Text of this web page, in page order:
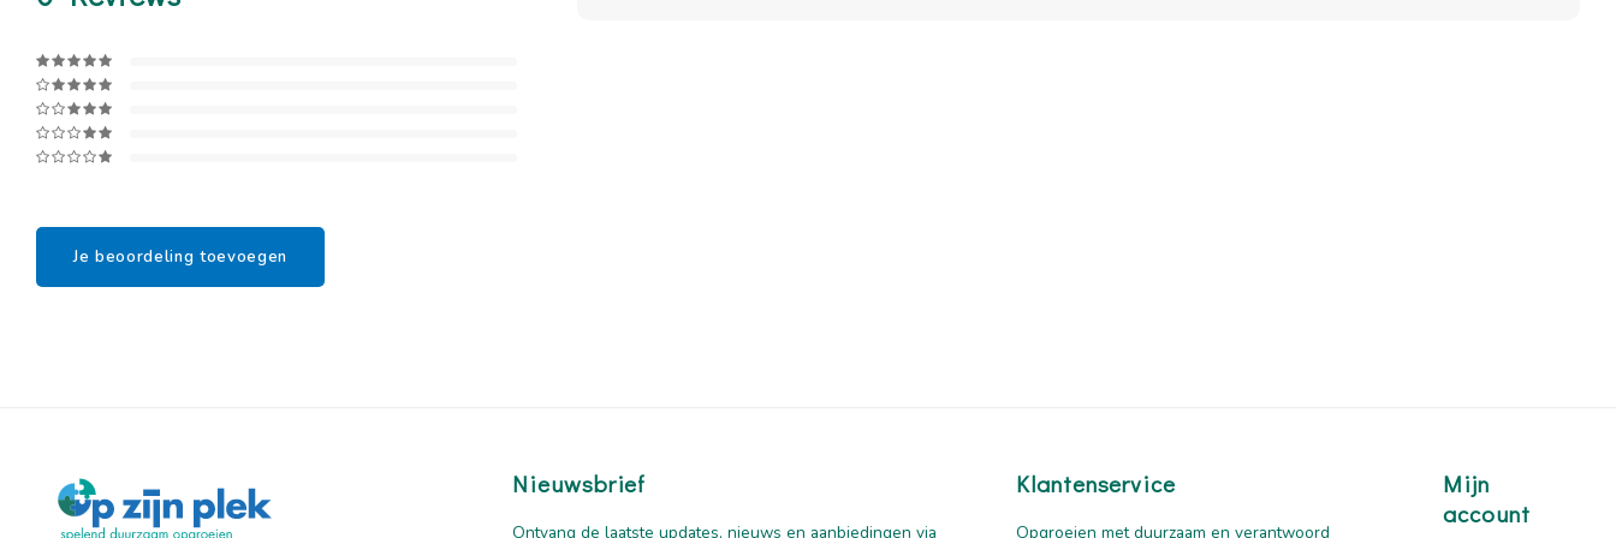
Je beoordeling toevoegen
Nieuwsbrief
Ontvang de laatste updates, nieuws en aanbiedingen via
Klantenservice
Opgroeien met duurzaam en verantwoord
Mijn
account